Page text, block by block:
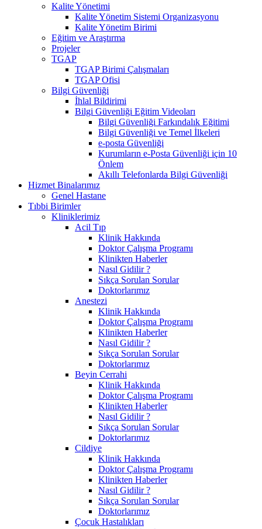
Kalite Yönetimi
Kalite Yönetim Sistemi Organizasyonu
Kalite Yönetim Birimi
Eğitim ve Araştırma
Projeler
TGAP
TGAP Birimi Çalışmaları
TGAP Ofisi
Bilgi Güvenliği
İhlal Bildirimi
Bilgi Güvenliği Eğitim Videoları
Bilgi Güvenliği Farkındalık Eğitimi
Bilgi Güvenliği ve Temel İlkeleri
e-posta Güvenliği
Kurumların e-Posta Güvenliği için 10
Önlem
Akıllı Telefonlarda Bilgi Güvenliği
Hizmet Binalarımız
Genel Hastane
Tıbbi Birimler
Kliniklerimiz
Acil Tıp
Klinik Hakkında
Doktor Çalışma Programı
Klinikten Haberler
Nasıl Gidilir ?
Sıkça Sorulan Sorular
Doktorlarımız
Anestezi
Klinik Hakkında
Doktor Çalışma Programı
Klinikten Haberler
Nasıl Gidilir ?
Sıkça Sorulan Sorular
Doktorlarımız
Beyin Cerrahi
Klinik Hakkında
Doktor Çalışma Programı
Klinikten Haberler
Nasıl Gidilir ?
Sıkça Sorulan Sorular
Doktorlarımız
Cildiye
Klinik Hakkında
Doktor Çalışma Programı
Klinikten Haberler
Nasıl Gidilir ?
Sıkça Sorulan Sorular
Doktorlarımız
Çocuk Hastalıkları